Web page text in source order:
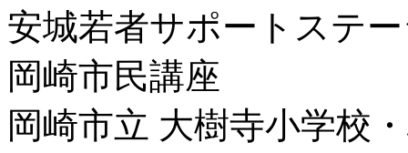
安城若者サポートステ
岡崎市民講座
岡崎市立 大樹寺小学校